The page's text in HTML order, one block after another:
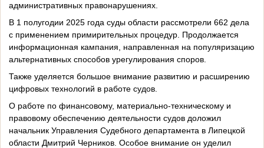
административных правонарушениях.
В 1 полугодии 2025 года суды области рассмотрели 662 дела
с применением примирительных процедур. Продолжается
информационная кампания, направленная на популяризацию
альтернативных способов урегулирования споров.
Также уделяется большое внимание развитию и расширению
цифровых технологий в работе судов.
О работе по финансовому, материально-техническому и
правовому обеспечению деятельности судов доложил
начальник Управления Судебного департамента в Липецкой
области Дмитрий Черников. Особое внимание он уделил